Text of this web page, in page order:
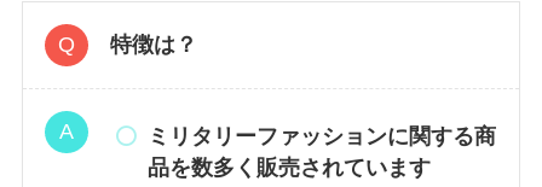
特徴は？
ミリタリーファッションに関する商
品を数多く販売されています